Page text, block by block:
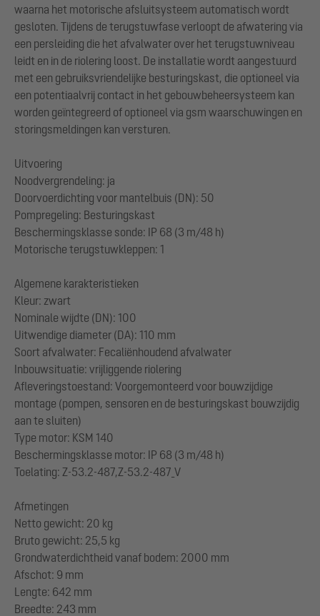
waarna het motorische afsluitsysteem automatisch wordt
gesloten. Tijdens de terugstuwfase verloopt de afwatering via
een persleiding die het afvalwater over het terugstuwniveau
leidt en in de riolering loost. De installatie wordt aangestuurd
met een gebruiksvriendelijke besturingskast, die optioneel via
een potentiaalvrij contact in het gebouwbeheersysteem kan
worden geïntegreerd of optioneel via gsm waarschuwingen en
storingsmeldingen kan versturen.
Uitvoering
Noodvergrendeling: ja
Doorvoerdichting voor mantelbuis (DN): 50
Pompregeling: Besturingskast
Beschermingsklasse sonde: IP 68 (3 m/48 h)
Motorische terugstuwkleppen: 1
Algemene karakteristieken
Kleur: zwart
Nominale wijdte (DN): 100
Uitwendige diameter (DA): 110 mm
Soort afvalwater: Fecaliënhoudend afvalwater
Inbouwsituatie: vrijliggende riolering
Afleveringstoestand: Voorgemonteerd voor bouwzijdige
montage (pompen, sensoren en de besturingskast bouwzijdig
aan te sluiten)
Type motor: KSM 140
Beschermingsklasse motor: IP 68 (3 m/48 h)
Toelating: Z-53.2-487,Z-53.2-487_V
Afmetingen
Netto gewicht: 20 kg
Bruto gewicht: 25,5 kg
Grondwaterdichtheid vanaf bodem: 2000 mm
Afschot: 9 mm
Lengte: 642 mm
Breedte: 243 mm